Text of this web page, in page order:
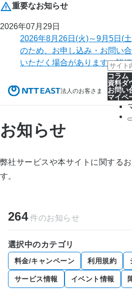
重要なお知らせ
2026年07月29日
2026年8月26日(火)～9月5日(
のため、お申し込み・お問い
いただく場合があります。詳
法人のお客さま
コラム
資料ダ
お問い
マイペ
お知らせ
弊社サービスや本サイトに関する
す。
264 件のお知らせ
選択中のカテゴリ
料金/キャンペーン 利用規約
サービス情報 イベント情報